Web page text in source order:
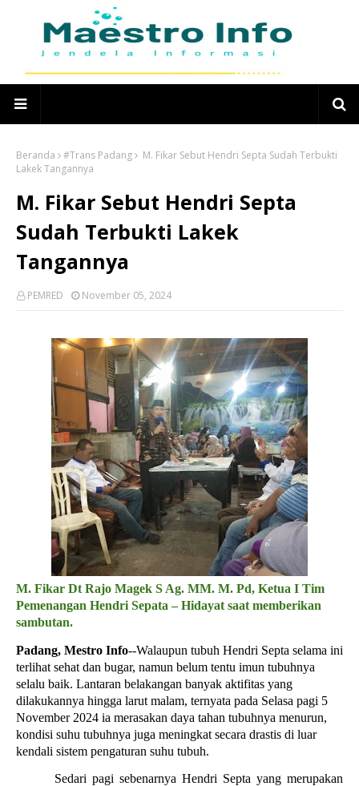
Beranda #Trans Padang
M. Fikar Sebut Hendri Septa Sudah Terbukti
Lakek Tangannya
M. Fikar Sebut Hendri Septa
Sudah Terbukti Lakek
Tangannya
PEMRED November 05, 2024
M. Fikar Dt Rajo Magek S Ag. MM. M. Pd, Ketua I Tim
Pemenangan Hendri Sepata – Hidayat saat memberikan
sambutan.
Padang, Mestro Info--Walaupun tubuh Hendri Septa selama ini
terlihat sehat dan bugar, namun belum tentu imun tubuhnya
selalu baik. Lantaran belakangan banyak aktifitas yang
dilakukannya hingga larut malam, ternyata pada Selasa pagi 5
November 2024 ia merasakan daya tahan tubuhnya menurun,
kondisi suhu tubuhnya juga meningkat secara drastis di luar
kendali sistem pengaturan suhu tubuh.
Sedari pagi sebenarnya Hendri Septa yang merupakan